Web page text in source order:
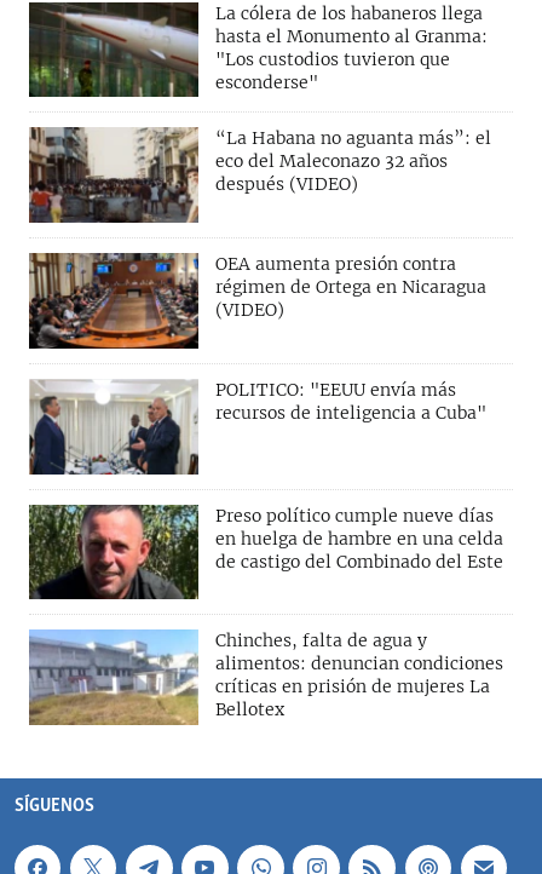
La cólera de los habaneros llega
hasta el Monumento al Granma:
"Los custodios tuvieron que
esconderse"
“La Habana no aguanta más”: el
eco del Maleconazo 32 años
después (VIDEO)
OEA aumenta presión contra
régimen de Ortega en Nicaragua
(VIDEO)
POLITICO: "EEUU envía más
recursos de inteligencia a Cuba"
Preso político cumple nueve días
en huelga de hambre en una celda
de castigo del Combinado del Este
Chinches, falta de agua y
alimentos: denuncian condiciones
críticas en prisión de mujeres La
Bellotex
SÍGUENOS